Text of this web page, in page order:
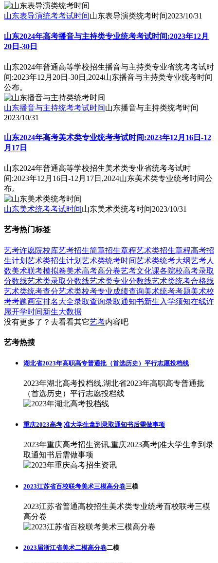
山东表导演统考考试时间山东表导演类统考时间2023/10/31
山东2024年高考播音与主持类专业统考考试时间:2023年12月
20日-30日
山东2024年普通高等学校招生播音与主持类专业省统考考试时
间:2023年12月20日-30日,2024山东播音与主持类专业统考时间
公布。
山东播音与主持统考考试时间 山东播音与主持类统考时间
2023/10/31
山东2024年高考美术类专业统考考试时间:2023年12月16日-12
月17日
山东2024年普通高等学校招生美术类专业省统考考试时
间:2023年12月16日-12月17日,2024山东美术类专业统考时间公
布。
山东美术统考考试时间山东美术类统考时间2023/10/31
艺考热门标签
艺考许愿院校库艺考招生简章招生章程艺术类招生章程高考招
生计划 艺术类招生计划 艺术类统考时间艺术类统考大纲艺考人
数美术联考模拟卷美术高考高分卷艺考文化课各院校高考录取
分数线艺术类录取分数线艺术类专业分数线艺术类统考合格线
艺术类统考查分艺术类校考专业成绩查询美术统考考题美术校
考考题画室排名大全录取查询录取通知书新生入学须知在线许
愿开学时间新生大数据
没有更多了？去看看其它艺考内容吧
艺考热搜
湖北省2023年高职高专普通批（首选历史）平行志愿投档线
2023年湖北高考投档线,湖北省2023年高职高专普通批
（首选历史）平行志愿投档线
重庆2023高考|准大学生拿到录取通知书后需做事项
2023年重庆高考招生资讯,重庆2023高考|准大学生拿到录
取通知书后需做事项
2023江苏省百校联考美术三模高分卷三模
2023江苏省普通高校招生美术类专业统考百校联考三模
高分卷
2023届浙江省美术二模高分卷二模